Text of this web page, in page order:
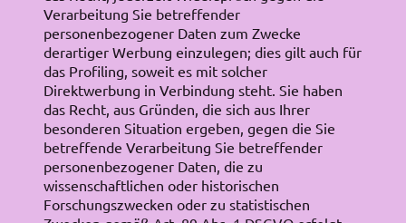
Verarbeitung Sie betreffender
personenbezogener Daten zum Zwecke
derartiger Werbung einzulegen; dies gilt auch für
das Profiling, soweit es mit solcher
Direktwerbung in Verbindung steht. Sie haben
das Recht, aus Gründen, die sich aus Ihrer
besonderen Situation ergeben, gegen die Sie
betreffende Verarbeitung Sie betreffender
personenbezogener Daten, die zu
wissenschaftlichen oder historischen
Forschungszwecken oder zu statistischen